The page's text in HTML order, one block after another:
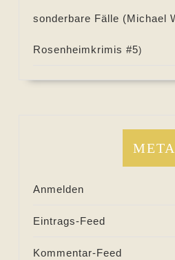
sonderbare Fälle (Michael
Rosenheimkrimis #5)
META
Anmelden
Eintrags-Feed
Kommentar-Feed